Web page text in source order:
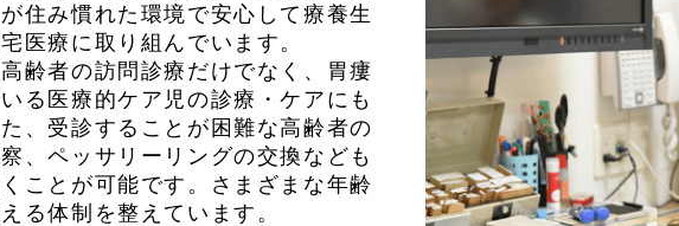
住み慣れた環境で安心して療養生
医療に取り組んでいます。
齢者の訪問診療だけでなく、胃瘻
る医療的ケア児の診療・ケアにも
、受診することが困難な高齢者の
、ペッサリーリングの交換なども
ことが可能です。さまざまな年齢
る体制を整えています。